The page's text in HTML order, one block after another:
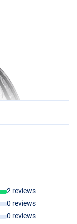
2 reviews
0 reviews
0 reviews